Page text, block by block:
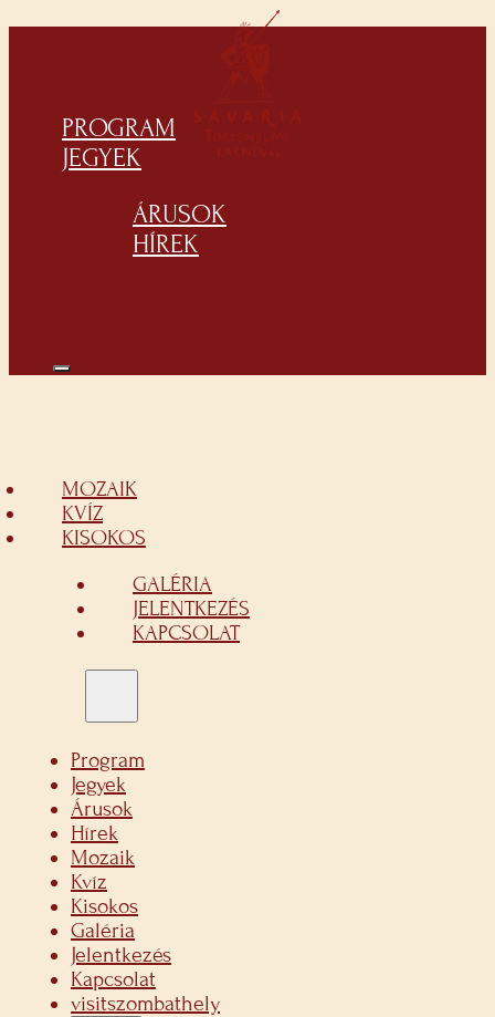
PROGRAM
JEGYEK
ÁRUSOK
HÍREK
MOZAIK
KVÍZ
KISOKOS
GALÉRIA
JELENTKEZÉS
KAPCSOLAT
Program
Jegyek
Árusok
Hírek
Mozaik
Kvíz
Kisokos
Galéria
Jelentkezés
Kapcsolat
visitszombathely